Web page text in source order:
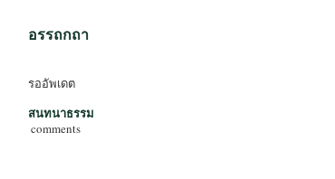
อรรถกถา
รออัพเดต
สนทนาธรรม
comments